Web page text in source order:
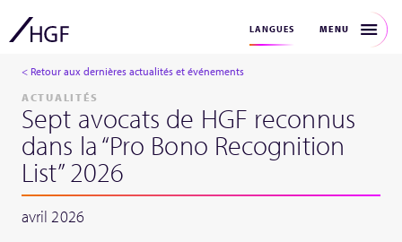
LANGUES MENU
< Retour aux dernières actualités et événements
ACTUALITÉS
Sept avocats de HGF reconnus
dans la “Pro Bono Recognition
List” 2026
avril 2026